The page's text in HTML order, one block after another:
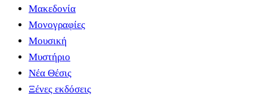
Μακεδονία
Μονογραφίες
Μουσική
Μυστήριο
Νέα Θέσις
Ξένες εκδόσεις